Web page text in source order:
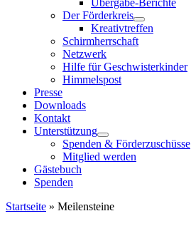
Übergabe-Berichte
Der Förderkreis
Kreativtreffen
Schirmherrschaft
Netzwerk
Hilfe für Geschwisterkinder
Himmelspost
Presse
Downloads
Kontakt
Unterstützung
Spenden & Förderzuschüsse
Mitglied werden
Gästebuch
Spenden
Startseite » Meilensteine